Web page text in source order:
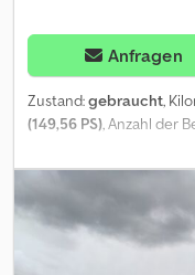
Anfragen
Zustand:gebraucht,
(149,56 PS), Anzahl der
2.330 mm, Gesamthöhe:
Achsen
, Emissionsklasse:
Ausstattung:
ABS,
Klimaanlage, Toilette,
? Viel Komfort,